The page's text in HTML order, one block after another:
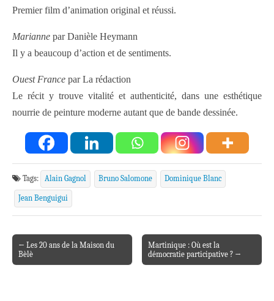
Premier film d’animation original et réussi.
Marianne par Danièle Heymann
Il y a beaucoup d’action et de sentiments.
Ouest France par La rédaction
Le récit y trouve vitalité et authenticité, dans une esthétique
nourrie de peinture moderne autant que de bande dessinée.
Tags: Alain Gagnol Bruno Salomone Dominique Blanc
Jean Benguigui
Post navigation
← Les 20 ans de la Maison du
Bèlè
Martinique : Où est la
démocratie participative ? →